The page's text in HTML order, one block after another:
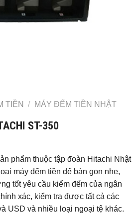
TIỀN /
MÁY ĐẾM TIỀN NHẬT
ST-350
phẩm thuộc tập đoàn Hitachi Nhật
máy đếm tiền để bàn gọn nhẹ,
tốt yêu cầu kiểm đếm của ngân
xác, kiểm tra được tất cả các
USD và nhiều loại ngoại tệ khác.